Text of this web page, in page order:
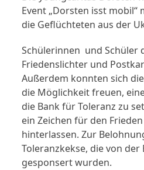
Event „Dorsten isst
die Geflüchteten aus der
Schülerinnen und Schüler
Friedenslichter und
Außerdem konnten sich
die Möglichkeit freuen,
die Bank für Toleranz zu
ein Zeichen für den
hinterlassen. Zur
Toleranzkekse, die von
gesponsert wurden.